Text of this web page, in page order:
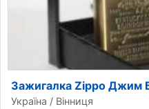
Зажигалка Zippo Джим
Україна / Вінниця